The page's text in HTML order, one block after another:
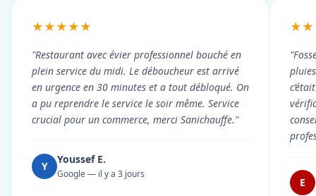
★★★★★
"Restaurant avec évier professionnel bouché en
plein service du midi. Le déboucheur est arrivé
en urgence en 30 minutes et a tout débloqué. On
a pu reprendre le service le soir même. Service
crucial pour un commerce, merci Sanichauffe."
Y
Youssef E.
Google — il y a 3 jours
E